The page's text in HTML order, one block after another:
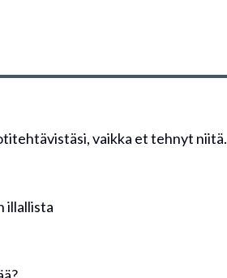
vaikka et tehnyt niitä.
illallista